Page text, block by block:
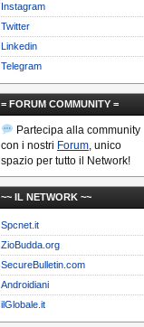
Instagram
Twitter
Linkedin
Telegram
= FORUM COMMUNITY =
Partecipa alla community
con i nostri Forum, unico
spazio per tutto il Network!
~~ IL NETWORK ~~
Spcnet.it
ZioBudda.org
SecureBulletin.com
Androidiani
ilGlobale.it